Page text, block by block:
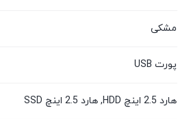
مشکی
پورت USB
هارد 2.5 اینچ HDD, هارد 2.5 اینچ SSD